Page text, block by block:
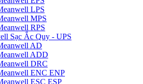
LPS
MPS
RPS
Sạc Ắc Quy - UPS
AD
ADD
DRC
ENC ENP
ESC ESP